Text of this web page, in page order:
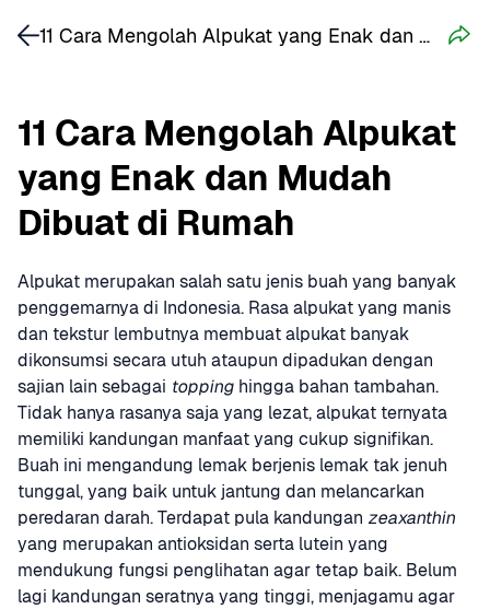
11 Cara Mengolah Alpukat
yang Enak dan Mudah
Dibuat di Rumah
Alpukat merupakan salah satu jenis buah yang banyak
penggemarnya di Indonesia. Rasa alpukat yang manis
dan tekstur lembutnya membuat alpukat banyak
dikonsumsi secara utuh ataupun dipadukan dengan
sajian lain sebagai topping hingga bahan tambahan.
Tidak hanya rasanya saja yang lezat, alpukat ternyata
memiliki kandungan manfaat yang cukup signifikan.
Buah ini mengandung lemak berjenis lemak tak jenuh
tunggal, yang baik untuk jantung dan melancarkan
peredaran darah. Terdapat pula kandungan zeaxanthin
yang merupakan antioksidan serta lutein yang
mendukung fungsi penglihatan agar tetap baik. Belum
lagi kandungan seratnya yang tinggi, menjagamu agar
11 Cara Mengolah Alpukat yang Enak dan Mudah Dibuat di Rumah